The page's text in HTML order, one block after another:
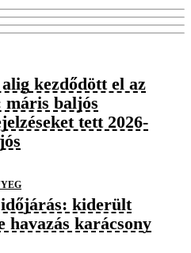
kezdődött el az
máris baljós
tett 2026-
kiderült
havazás karácsony